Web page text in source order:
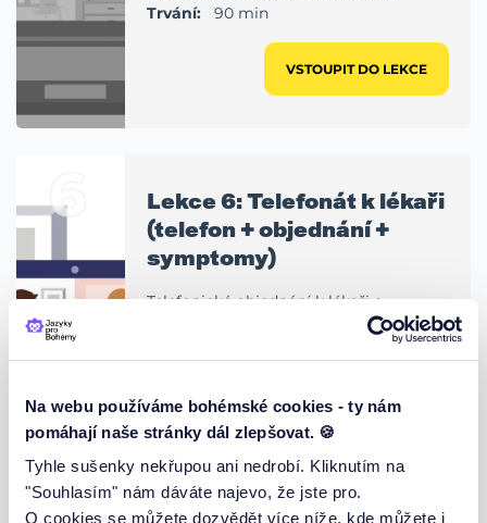
Na webu používáme bohémské cookies - ty nám
pomáhají naše stránky dál zlepšovat. 🍪
Tyhle sušenky nekřupou ani nedrobí. Kliknutím na
"Souhlasím" nám dáváte najevo, že jste pro.
O cookies se můžete dozvědět více níže, kde můžete i
Trvání: 90 min
VSTOUPIT DO LEKCE
6
Lekce 6: Telefonát k lékaři
(telefon + objednání +
symptomy)
Telefonické objednání k lékaři +
Trvání:
90 min